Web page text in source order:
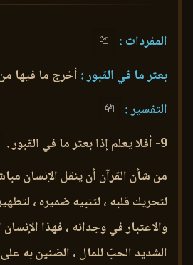
المفردات :
بعثر ما في القبور : أخرج ما فيها
التفسير :
9- أفلا يعلم إذا بعثر ما في القبور .
من شأن القرآن أن ينقل الإنسان
لتحريك قلبه ، لتنبيه ضميره ،
والاعتبار في وجدانه ، فهذا
الشديد الحبّ للمال ، الضنين به